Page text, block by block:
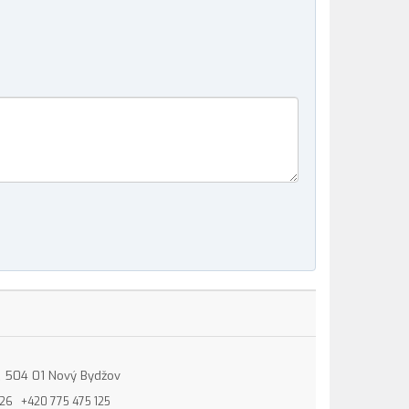
504 01 Nový Bydžov
+420 775 475 125